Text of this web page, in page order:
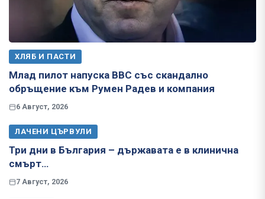
ХЛЯБ И ПАСТИ
Млад пилот напуска ВВС със скандално
обръщение към Румен Радев и компания
6 Август, 2026
ЛАЧЕНИ ЦЪРВУЛИ
Три дни в България – държавата е в клинична
смърт…
7 Август, 2026